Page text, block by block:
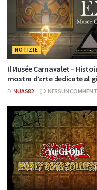
NOTIZIE
Il Musée Carnavalet –
mostra d’arte dedicate al
DI NUAS82 NESSUN